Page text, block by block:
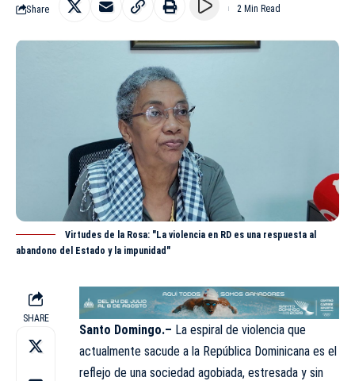
Share 2 Min Read
Virtudes de la Rosa: "La violencia en RD es una respuesta al
abandono del Estado y la impunidad"
SHARE
Santo Domingo.– La espiral de violencia que
actualmente sacude a la República Dominicana es el
reflejo de una sociedad agobiada, estresada y sin